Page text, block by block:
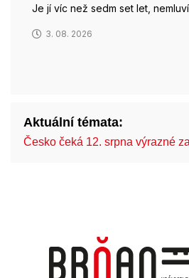
Je jí víc než sedm set let,
3. 08. 2026
Aktuální témata:
Česko čeká 12. srpna výrazné